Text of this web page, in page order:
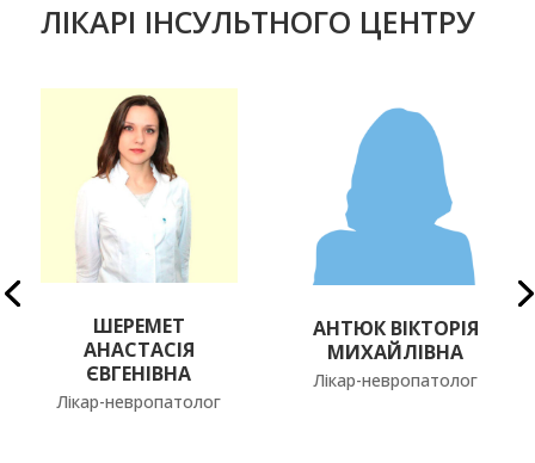
ЛІКАРІ ІНСУЛЬТНОГО ЦЕНТРУ
ШЕРЕМЕТ
АНАСТАСІЯ
ЄВГЕНІВНА
Лікар-невропатолог
АНТЮК ВІКТОРІЯ
МИХАЙЛІВНА
Лікар-невропатолог